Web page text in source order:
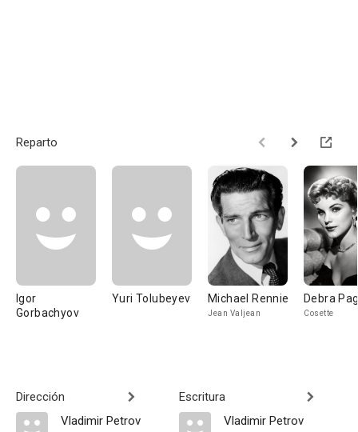
Reparto
Igor
Gorbachyov
Yuri Tolubeyev Michael Rennie
Jean Valjean
Debra
Cosette
Dirección
Vladimir Petrov
Escritura
Vladimir Petrov